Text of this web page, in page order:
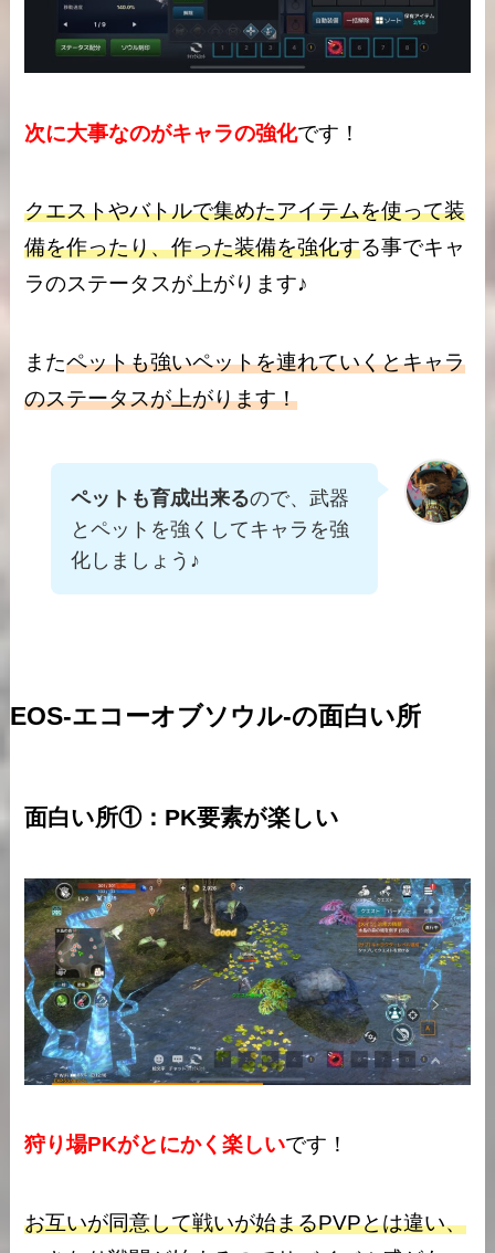
次に大事なのがキャラの強化です！
クエストやバトルで集めたアイテムを使って装
備を作ったり、作った装備を強化する事でキャ
ラのステータスが上がります♪
またペットも強いペットを連れていくとキャラ
のステータスが上がります！
ペットも育成出来るので、武器
とペットを強くしてキャラを強
化しましょう♪
EOS-エコーオブソウル-の面白い所
面白い所①：PK要素が楽しい
狩り場PKがとにかく楽しいです！
お互いが同意して戦いが始まるPVPとは違い、